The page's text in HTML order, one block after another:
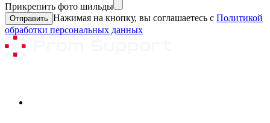
Прикрепить фото шильды
Нажимая на кнопку, вы соглашаетесь с Политикой
обработки персональных данных